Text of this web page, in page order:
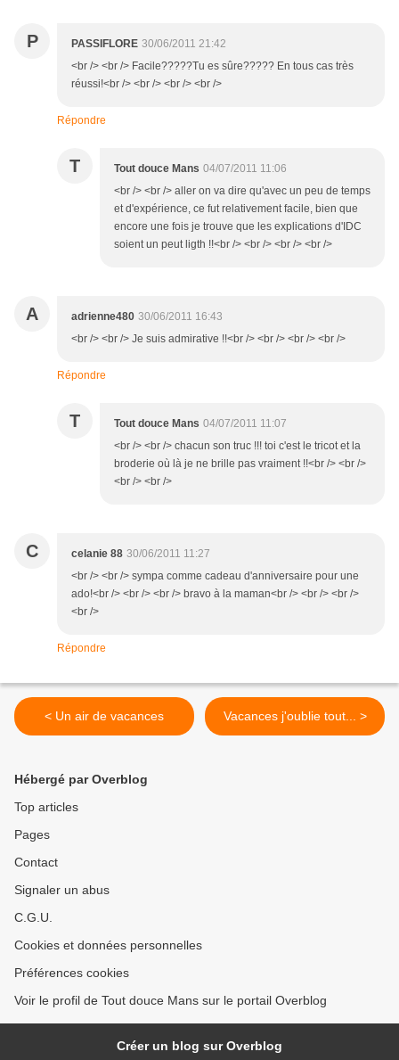
P PASSIFLORE 30/06/2011 21:42
<br /> <br /> Facile?????Tu es sûre????? En tous cas très
réussi!<br /> <br /> <br /> <br />
Répondre
T Tout douce Mans 04/07/2011 11:06
<br /> <br /> aller on va dire qu'avec un peu de temps
et d'expérience, ce fut relativement facile, bien que
encore une fois je trouve que les explications d'IDC
soient un peut ligth !!<br /> <br /> <br /> <br />
A adrienne480 30/06/2011 16:43
<br /> <br /> Je suis admirative !!<br /> <br /> <br /> <br />
Répondre
T Tout douce Mans 04/07/2011 11:07
<br /> <br /> chacun son truc !!! toi c'est le tricot et la
broderie où là je ne brille pas vraiment !!<br /> <br />
<br /> <br />
C celanie 88 30/06/2011 11:27
<br /> <br /> sympa comme cadeau d'anniversaire pour une
ado!<br /> <br /> <br /> bravo à la maman<br /> <br /> <br />
<br />
Répondre
< Un air de vacances Vacances j'oublie tout... >
Hébergé par Overblog
Top articles
Pages
Contact
Signaler un abus
C.G.U.
Cookies et données personnelles
Préférences cookies
Voir le profil de Tout douce Mans sur le portail Overblog
Créer un blog sur Overblog